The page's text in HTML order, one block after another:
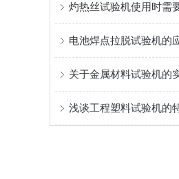
灼热丝试验机使用时需
浅谈工程塑料试验机的